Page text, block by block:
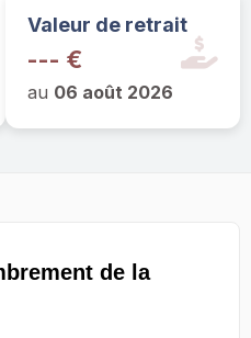
Valeur de retrait
--- €
au 06 août 2026
de la